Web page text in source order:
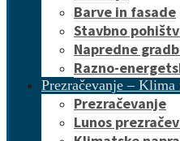
Barve in fasade
Stavbno
Napredne
Razno-
Prezračevanje – Klima
Prezračevanje
Lunos